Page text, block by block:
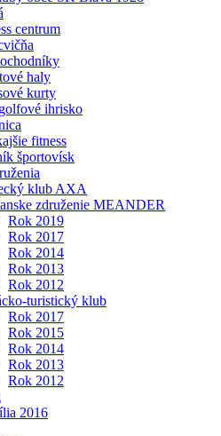
centrum
haly
kurty
ihrisko
fitness
športovísk
klub AXA
združenie MEANDER
Rok 2019
Rok 2017
Rok 2014
Rok 2013
Rok 2012
turistický klub
Rok 2017
Rok 2015
Rok 2014
Rok 2013
Rok 2012
2016